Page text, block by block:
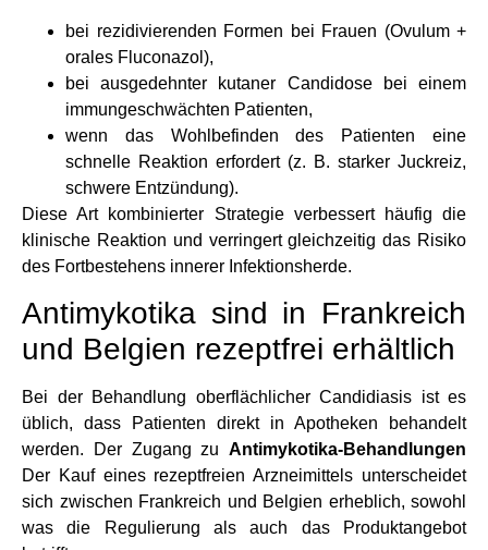
bei rezidivierenden Formen bei Frauen (Ovulum +
orales Fluconazol),
bei ausgedehnter kutaner Candidose bei einem
immungeschwächten Patienten,
wenn das Wohlbefinden des Patienten eine
schnelle Reaktion erfordert (z. B. starker Juckreiz,
schwere Entzündung).
Diese Art kombinierter Strategie verbessert häufig die
klinische Reaktion und verringert gleichzeitig das Risiko
des Fortbestehens innerer Infektionsherde.
Antimykotika sind in Frankreich
und Belgien rezeptfrei erhältlich
Bei der Behandlung oberflächlicher Candidiasis ist es
üblich, dass Patienten direkt in Apotheken behandelt
werden. Der Zugang zu Antimykotika-Behandlungen
Der Kauf eines rezeptfreien Arzneimittels unterscheidet
sich zwischen Frankreich und Belgien erheblich, sowohl
was die Regulierung als auch das Produktangebot